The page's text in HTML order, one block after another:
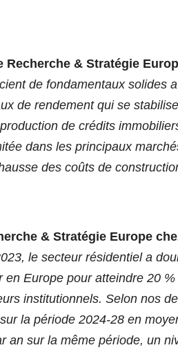
Recherche & Stratégie
de fondamentaux solides
de rendement qui se
de crédits
dans les principaux
des coûts de
& Stratégie Europe
le secteur résidentiel a
Europe pour atteindre 20
institutionnels. Selon nos
la période 2024-28 en
an sur la même période, un